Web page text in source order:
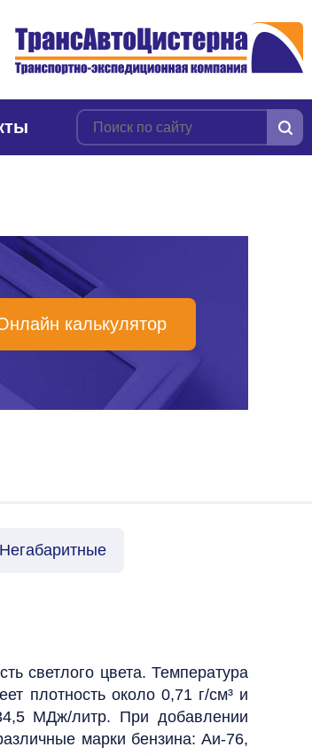
калькулятор
Негабаритные
светлого цвета. Температура
плотность около 0,71 г/см³ и
МДж/литр. При добавлении
марки бензина: Аи-76,